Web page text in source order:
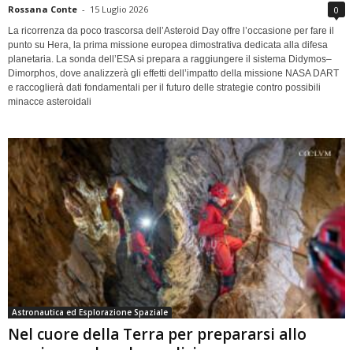
Rossana Conte - 15 Luglio 2026 0
La ricorrenza da poco trascorsa dell’Asteroid Day offre l’occasione per fare il
punto su Hera, la prima missione europea dimostrativa dedicata alla difesa
planetaria. La sonda dell’ESA si prepara a raggiungere il sistema Didymos–
Dimorphos, dove analizzerà gli effetti dell’impatto della missione NASA DART
e raccoglierà dati fondamentali per il futuro delle strategie contro possibili
minacce asteroidali
Astronautica ed Esplorazione Spaziale
Nel cuore della Terra per prepararsi allo